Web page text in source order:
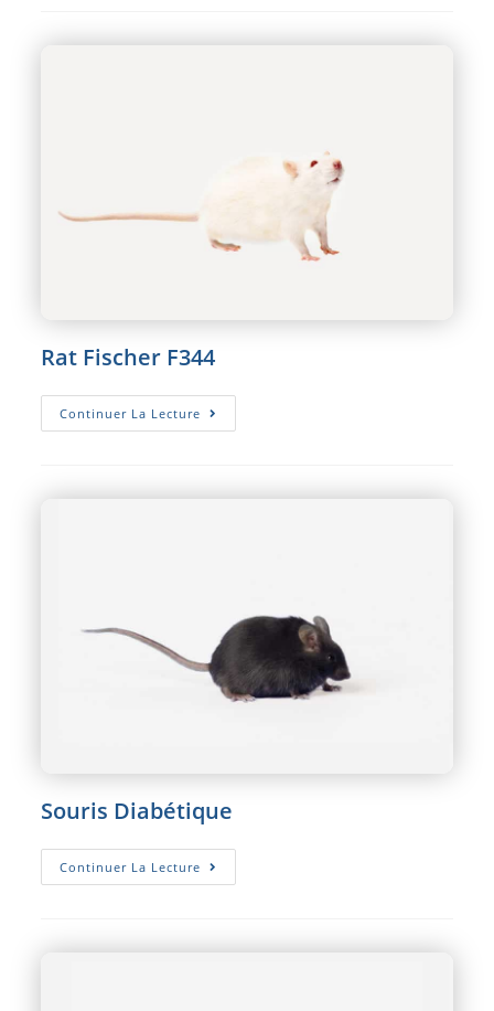
Rat Fischer F344
Continuer La Lecture Rat
Fischer
Souris Diabétique
Continuer La Lecture Souris
Diabétique